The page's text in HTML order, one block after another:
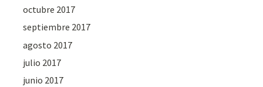
octubre 2017
septiembre 2017
agosto 2017
julio 2017
junio 2017